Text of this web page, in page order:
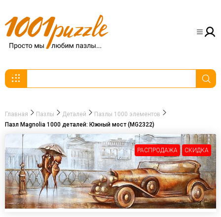
Главная Пазлы Деталей
Пазлы 1000 элементов
Пазл Magnolia 1000 деталей: Южный мост (MG2322)
РАСПРОДАЖА СКИДКА
-30%